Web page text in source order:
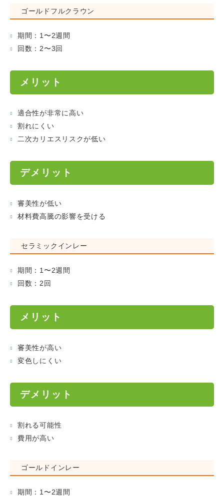
ゴールドフルクラウン
期間：1〜2週間
回数：2〜3回
メリット
適合性が非常に高い
割れにくい
二次カリエスリスクが低い
デメリット
審美性が低い
材料費高騰の影響を受ける
セラミックインレー
期間：1〜2週間
回数：2回
メリット
審美性が高い
変色しにくい
デメリット
割れる可能性
費用が高い
ゴールドインレー
期間：1〜2週間